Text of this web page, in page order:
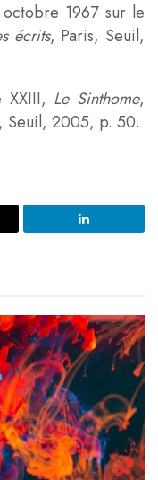
1967 sur le
écrits, Paris, Seuil,
Le Sinthome,
Seuil, 2005, p. 50.